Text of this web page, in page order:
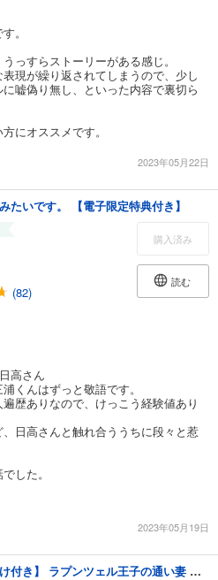
。
っすらストーリーがある感じ。
現が繰り返されてしまうので、少し
嘘偽り無し、といった内容で裏切ら
にオススメです。
2023年05月22日
たいです。 【電子限定特典付き】
(82)
購入済み
読む
高さん
くんはずっと敬語です。
歴ありなので、けっこう経験値あり
日高さんと触れ合ううちに段々と惹
した。
2023年05月19日
【電子限定おまけ付き】 ラプンツェル王子の通い妻 【イラスト付き】